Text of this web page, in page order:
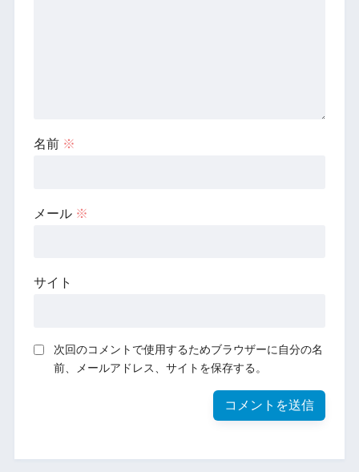
名前 ※
メール ※
サイト
次回のコメントで使用するためブラウザーに自分の名
前、メールアドレス、サイトを保存する。